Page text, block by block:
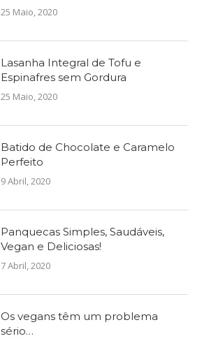
25 Maio, 2020
Lasanha Integral de Tofu e
Espinafres sem Gordura
25 Maio, 2020
Batido de Chocolate e Caramelo
Perfeito
9 Abril, 2020
Panquecas Simples, Saudáveis,
Vegan e Deliciosas!
7 Abril, 2020
Os vegans têm um problema
sério…